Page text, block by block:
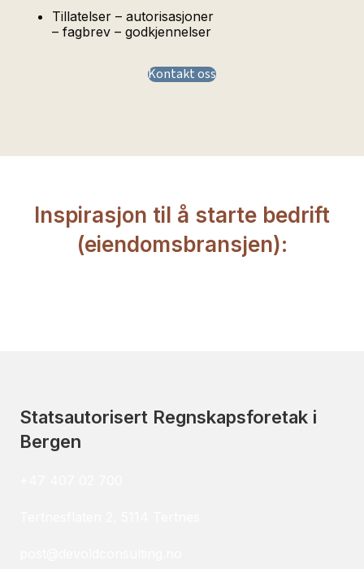
Tillatelser – autorisasjoner
– fagbrev – godkjennelser
Kontakt oss
Inspirasjon til å starte bedrift
(eiendomsbransjen):
Statsautorisert Regnskapsforetak i
Bergen